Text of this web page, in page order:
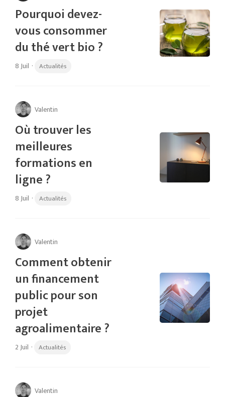
Pourquoi devez-
vous consommer
du thé vert bio ?
8 Juil · Actualités
Valentin
Où trouver les
meilleures
formations en
ligne ?
8 Juil · Actualités
Valentin
Comment obtenir
un financement
public pour son
projet
agroalimentaire ?
2 Juil · Actualités
Valentin